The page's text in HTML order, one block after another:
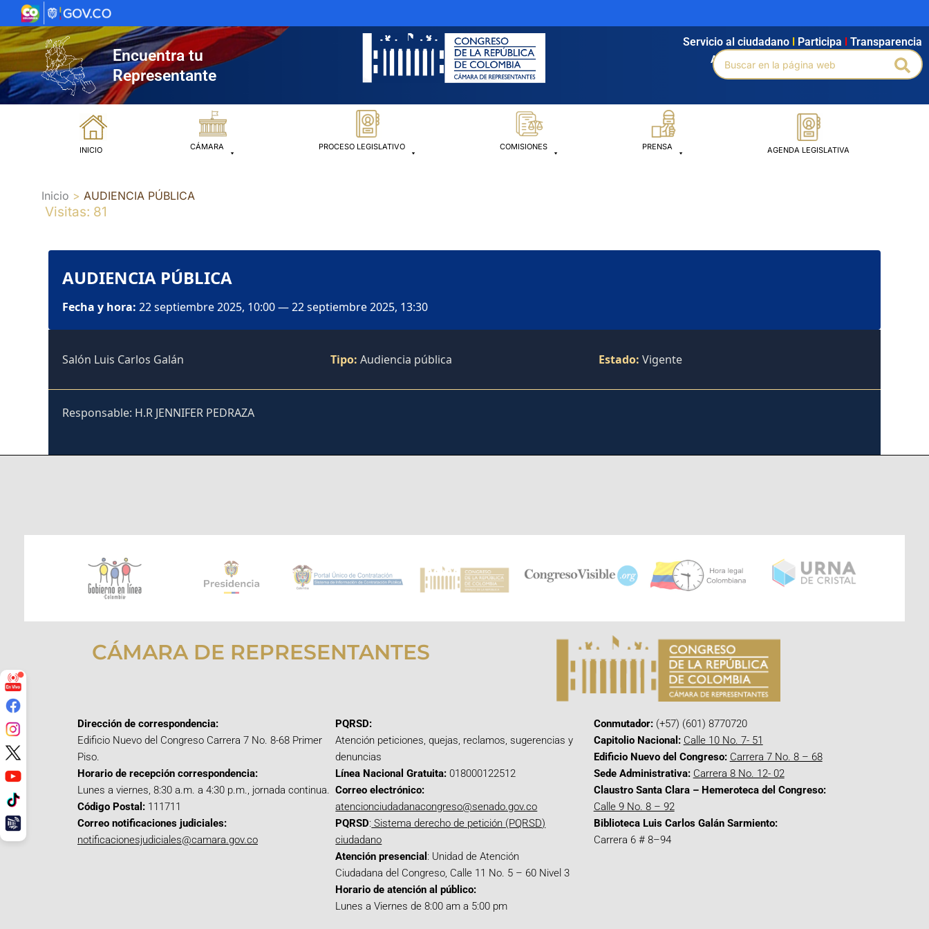
al
contenido
Encuentra tu
Representante
Agendamiento Intranet Búsqueda avanzada
Servicio al ciudadano Participa Transparencia
Buscar
por:
INICIO CÁMARA PROCESO LEGISLATIVO COMISIONES PRENSA AGENDA LEGISLATIVA
Inicio AUDIENCIA PÚBLICA
Visitas: 81
AUDIENCIA PÚBLICA
Fecha y hora: 22 septiembre 2025, 10:00 — 22 septiembre 2025, 13:30
Salón Luis Carlos Galán Tipo: Audiencia pública Estado: Vigente
Responsable: H.R JENNIFER PEDRAZA
CÁMARA DE REPRESENTANTES
Dirección de correspondencia:
Edificio Nuevo del Congreso Carrera 7 No. 8-68 Primer
Piso.
Horario de recepción correspondencia:
Lunes a viernes, 8:30 a.m. a 4:30 p.m., jornada continua.
Código Postal: 111711
Correo notificaciones judiciales:
notificacionesjudiciales@camara.gov.co
PQRSD:
Atención peticiones, quejas, reclamos, sugerencias y
denuncias
Línea Nacional Gratuita: 018000122512
Correo electrónico:
atencionciudadanacongreso@senado.gov.co
PQRSD: Sistema derecho de petición (PQRSD)
ciudadano
Atención presencial : Unidad de Atención
Ciudadana del Congreso, Calle 11 No. 5 – 60 Nivel 3
Horario de atención al público:
Lunes a Viernes de 8:00 am a 5:00 pm
Conmutador:(+57) (601) 8770720
Capitolio Nacional: Calle 10 No. 7- 51
Edificio Nuevo del Congreso: Carrera 7 No. 8 – 68
Sede Administrativa: Carrera 8 No. 12- 02
Claustro Santa Clara – Hemeroteca del Congreso:
Calle 9 No. 8 – 92
Biblioteca Luis Carlos Galán Sarmiento:
Carrera 6 # 8–94